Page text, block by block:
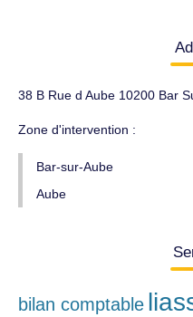
38 B Rue d Aube 10200 Bar
Zone d'intervention :
Bar-sur-Aube
Aube
bilan comptable